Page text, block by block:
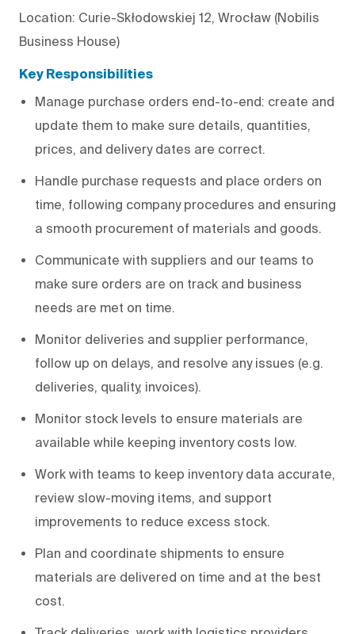
Location: Curie-Skłodowskiej 12, Wrocław (Nobilis
Business House)
Key Responsibilities
Manage purchase orders end-to-end: create and
update them to make sure details, quantities,
prices, and delivery dates are correct.
Handle purchase requests and place orders on
time, following company procedures and ensuring
a smooth procurement of materials and goods.
Communicate with suppliers and our teams to
make sure orders are on track and business
needs are met on time.
Monitor deliveries and supplier performance,
follow up on delays, and resolve any issues (e.g.
deliveries, quality, invoices).
Monitor stock levels to ensure materials are
available while keeping inventory costs low.
Work with teams to keep inventory data accurate,
review slow-moving items, and support
improvements to reduce excess stock.
Plan and coordinate shipments to ensure
materials are delivered on time and at the best
cost.